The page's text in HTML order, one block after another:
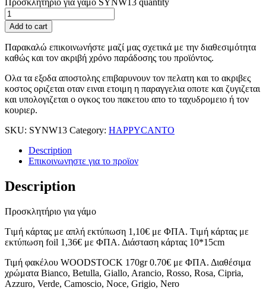
Προσκλητήριο για γάμο SYNW13 quantity
Add to cart
Παρακαλώ επικοινωνήστε μαζί μας σχετικά με την διαθεσιμότητα
καθώς και τον ακριβή χρόνο παράδοσης του προϊόντος.
Ολα τα εξοδα αποστολης επιβαρυνουν τον πελατη και το ακριβες
κοστος οριζεται οταν ειναι ετοιμη η παραγγελια οποτε και ζυγιζεται
και υπολογιζεται ο ογκος του πακετου απο το ταχυδρομειο ή τον
κουριερ.
SKU: SYNW13 Category: HAPPYCANTO
Description
Επικοινωνηστε για το προϊoν
Description
Προσκλητήριο για γάμο
Tιμή κάρτας με απλή εκτύπωση 1,10€ με ΦΠΑ. Tιμή κάρτας με
εκτύπωση foil 1,36€ με ΦΠΑ. Διάσταση κάρτας 10*15cm
Τιμή φακέλου WOODSTOCK 170gr 0.70€ με ΦΠΑ. Διαθέσιμα
χρώματα Bianco, Betulla, Giallo, Arancio, Rosso, Rosa, Cipria,
Azzuro, Verde, Camoscio, Noce, Grigio, Nero